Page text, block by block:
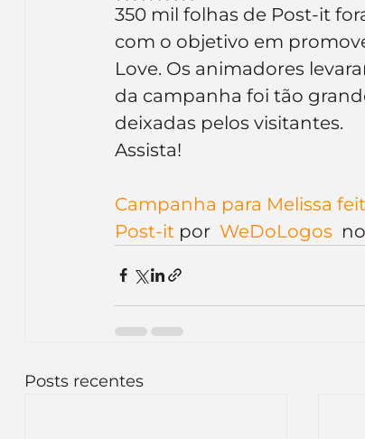
Inteligência Artificial Embalagens
350 mil folhas de Post-it
com o objetivo em
Love. Os animadores
da campanha foi tão
deixadas pelos visitantes.
Assista!
Campanha para Melissa
Post-it por WeDoLogos no
Posts recentes